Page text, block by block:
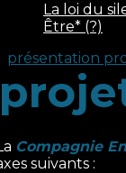
La loi du
Être* (?)
présentation
Compagnie
suivants :